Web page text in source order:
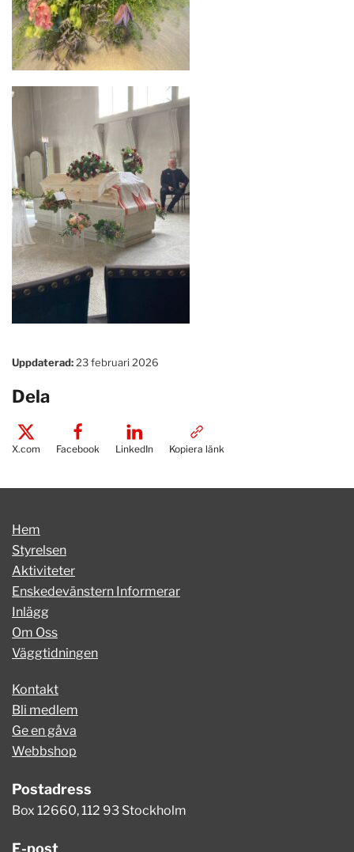
Uppdaterad: 23 februari 2026
Dela
X.com Facebook LinkedIn Kopiera länk
Hem
Styrelsen
Aktiviteter
Enskedevänstern Informerar
Inlägg
Om Oss
Väggtidningen
Kontakt
Bli medlem
Ge en gåva
Webbshop
Postadress
Box 12660, 112 93 Stockholm
E-post